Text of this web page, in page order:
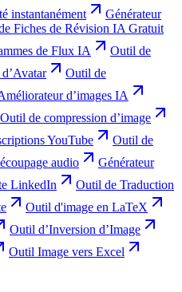
instantanément
Générateur
Fiches de Révision IA Gratuit
de Flux IA
Outil de
Outil de
d’images IA
Outil de compression d’image
YouTube
Outil de
audio
Générateur
LinkedIn
Outil de Traduction
Outil d'image en LaTeX
Outil d’Inversion d’Image
Outil Image vers Excel